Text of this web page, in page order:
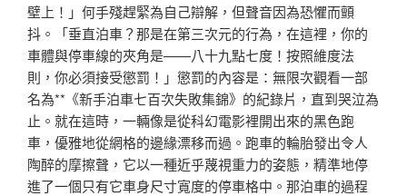
壁上！」何手殘趕緊為自己辯解，但聲音因為恐懼而顫
抖。「垂直泊車？那是在第三次元的行為，在這裡，你的
車體與停車線的夾角是——八十九點七度！按照維度法
則，你必須接受懲罰！」懲罰的內容是：無限次觀看一部
名為**《新手泊車七百次失敗集錦》的紀錄片，直到哭泣為
止。就在這時，一輛像是從科幻電影裡開出來的黑色跑
車，優雅地從網格的邊緣漂移而過。跑車的輪胎發出令人
陶醉的摩擦聲，它以一種近乎蔑視重力的姿態，精準地停
進了一個只有它車身尺寸寬度的停車格中。那泊車的過程